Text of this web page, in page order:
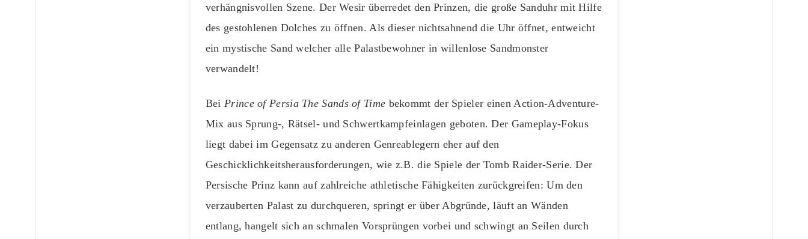
verhängnisvollen Szene. Der Wesir überredet den Prinzen, die große Sanduhr mit Hilfe
des gestohlenen Dolches zu öffnen. Als dieser nichtsahnend die Uhr öffnet, entweicht
ein mystische Sand welcher alle Palastbewohner in willenlose Sandmonster
verwandelt!
Bei Prince of Persia The Sands of Time bekommt der Spieler einen Action-Adventure-
Mix aus Sprung-, Rätsel- und Schwertkampfeinlagen geboten. Der Gameplay-Fokus
liegt dabei im Gegensatz zu anderen Genreablegern eher auf den
Geschicklichkeitsherausforderungen, wie z.B. die Spiele der Tomb Raider-Serie. Der
Persische Prinz kann auf zahlreiche athletische Fähigkeiten zurückgreifen: Um den
verzauberten Palast zu durchqueren, springt er über Abgründe, läuft an Wänden
entlang, hangelt sich an schmalen Vorsprüngen vorbei und schwingt an Seilen durch